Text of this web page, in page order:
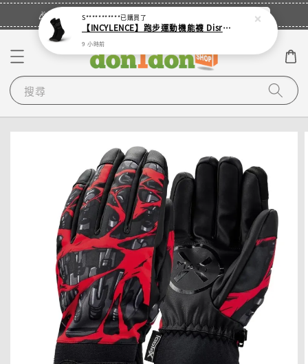
🎉登入會員・領取您的專屬折扣券！ 立即登入
搜尋
S***********已購買了
【INCYLENCE】跑步運動機能襪 Disrupts Black
9 小時前